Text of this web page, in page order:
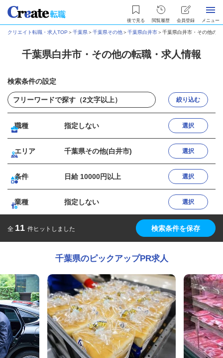
後で見る 閲覧履歴 会員登録 メニュー
クリエイト転職・求人TOP ＞千葉県＞千葉県その他＞千葉県白井市＞千葉県白井市・その他の
千葉県白井市・その他の転職・求人情報
検索条件の設定
絞り込む
職種 指定しない 選択
エリア 千葉県その他(白井市) 選択
条件 日給 10000円以上 選択
業種 指定しない 選択
全 11 件ヒットしました 検索条件を保存
千葉県のピックアップPR求人